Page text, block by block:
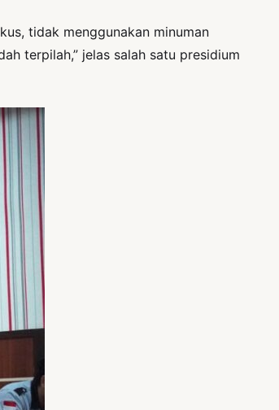
tidak menggunakan minuman
terpilah,” jelas salah satu presidium